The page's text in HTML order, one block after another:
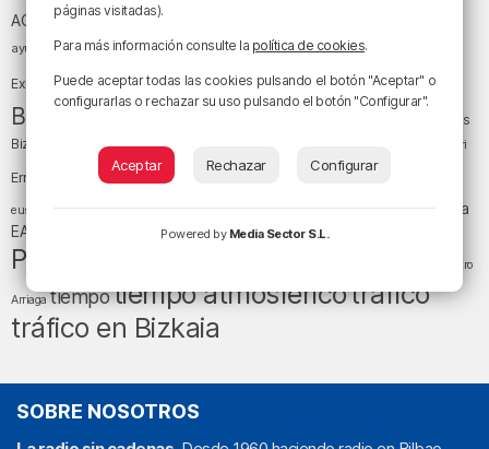
ACB Athletic Club Athletic Club de Bilbao
ayuntamiento de Bilbao baloncesto Barakaldo Basauri BEC (Bilbao
Exhibition Center) BilbaoBilbao Basket Bizkaia
Bizkaia y sus comarcas cultura
Cáritas
Bizkaia
Diócesis de Bilbao Enkarterri
Ernesto Valverde Ertzaintza Euskadi (País Vasco)
euskera fiestas fútbol Gobierno vasco juanma jubera LaLiga LaLiga
EA Sports
música noticias Osakidetza
Política Teatro
Arriaga tiempotiempo atmosféricotráfico
tráfico en Bizkaia
SOBRE NOSOTROS
páginas visitadas).
Para más información consulte la política de cookies.
Puede aceptar todas las cookies pulsando el botón "Aceptar" o
configurarlas o rechazar su uso pulsando el botón "Configurar".
Aceptar Rechazar Configurar
Powered by Media Sector S.L.